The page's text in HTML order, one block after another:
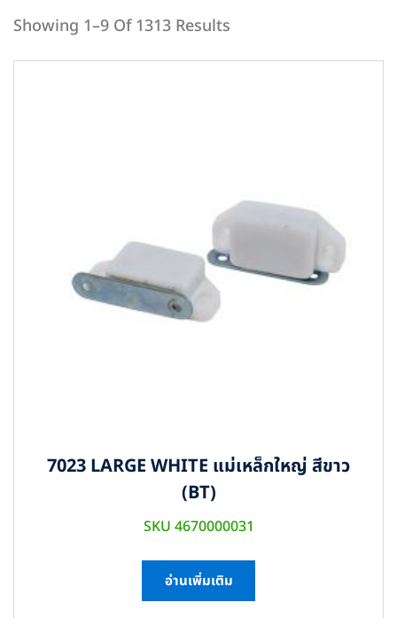
Showing 1–9 Of 1313 Results
7023 LARGE WHITE แม่เหล็กใหญ่ สีขาว
(BT)
SKU 4670000031
อ่านเพิ่มเติม